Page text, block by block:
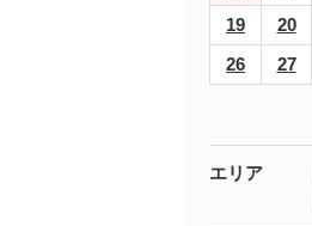
19
20
26
27
エリア